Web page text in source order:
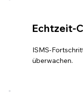
Echtzeit-
ISMS-
überwachen.